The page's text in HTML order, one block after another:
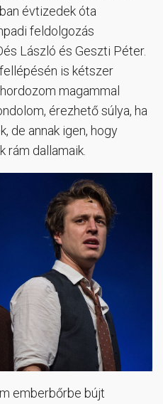
évtizedek óta
feldolgozás
László és Geszti Péter.
is kétszer
magammal
érezhető súlya, ha
de annak igen, hogy
rám dallamaik.
emberbőrbe bújt